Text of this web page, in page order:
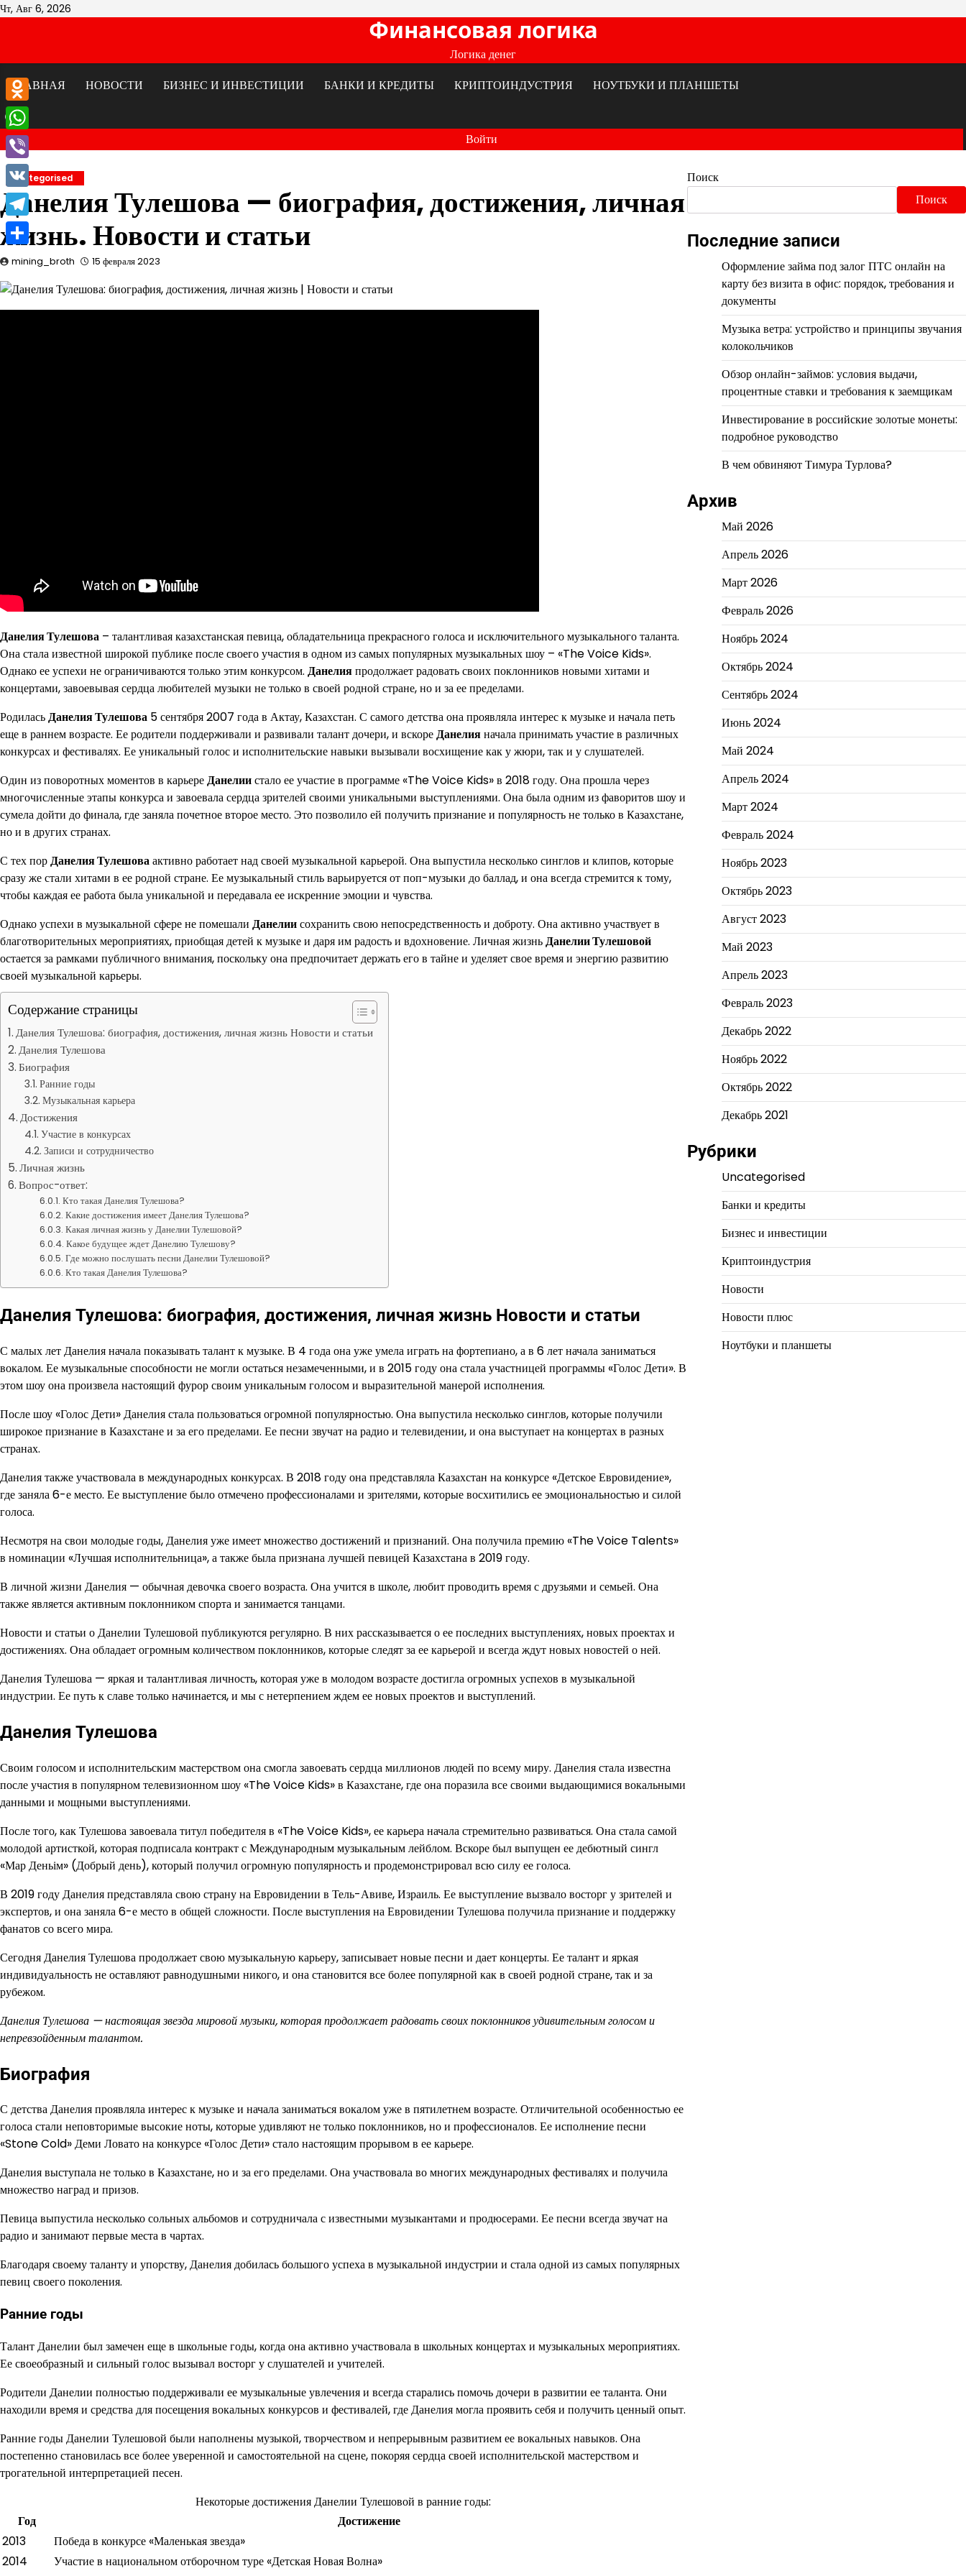
Перейти
Чт, Авг 6, 2026
Финансовая логика
Логика денег
ГЛАВНАЯ
НОВОСТИ БИЗНЕС И ИНВЕСТИЦИИ БАНКИ И КРЕДИТЫ КРИПТОИНДУСТРИЯ НОУТБУКИ И ПЛАНШЕТЫ
Войти
Uncategorised
Данелия Тулешова — биография, достижения, личная
жизнь. Новости и статьи
mining_broth 15 февраля 2023
Данелия Тулешова – талантливая казахстанская певица, обладательница прекрасного голоса и исключительного музыкального таланта.
Она стала известной широкой публике после своего участия в одном из самых популярных музыкальных шоу – «The Voice Kids».
Однако ее успехи не ограничиваются только этим конкурсом. Данелияпродолжает радовать своих поклонников новыми хитами и
концертами, завоевывая сердца любителей музыки не только в своей родной стране, но и за ее пределами.
РодиласьДанелия Тулешова 5 сентября 2007 года в Актау, Казахстан. С самого детства она проявляла интерес к музыке и начала петь
еще в раннем возрасте. Ее родители поддерживали и развивали талант дочери, и вскореДанелияначала принимать участие в различных
конкурсах и фестивалях. Ее уникальный голос и исполнительские навыки вызывали восхищение как у жюри, так и у слушателей.
Один из поворотных моментов в карьереДанелиистало ее участие в программе «The Voice Kids» в 2018 году. Она прошла через
многочисленные этапы конкурса и завоевала сердца зрителей своими уникальными выступлениями. Она была одним из фаворитов шоу и
сумела дойти до финала, где заняла почетное второе место. Это позволило ей получить признание и популярность не только в Казахстане,
но и в других странах.
С тех порДанелия Тулешоваактивно работает над своей музыкальной карьерой. Она выпустила несколько синглов и клипов, которые
сразу же стали хитами в ее родной стране. Ее музыкальный стиль варьируется от поп-музыки до баллад, и она всегда стремится к тому,
чтобы каждая ее работа была уникальной и передавала ее искренние эмоции и чувства.
Однако успехи в музыкальной сфере не помешали Данелиисохранить свою непосредственность и доброту. Она активно участвует в
благотворительных мероприятиях, приобщая детей к музыке и даря им радость и вдохновение. Личная жизньДанелии Тулешовой
остается за рамками публичного внимания, поскольку она предпочитает держать его в тайне и уделяет свое время и энергию развитию
своей музыкальной карьеры.
Содержание страницы
Данелия Тулешова: биография, достижения, личная жизнь Новости и статьи
Данелия Тулешова
Биография
Ранние годы
Музыкальная карьера
Достижения
Участие в конкурсах
Записи и сотрудничество
Личная жизнь
Вопрос-ответ:
Кто такая Данелия Тулешова?
Какие достижения имеет Данелия Тулешова?
Какая личная жизнь у Данелии Тулешовой?
Какое будущее ждет Данелию Тулешову?
Где можно послушать песни Данелии Тулешовой?
Кто такая Данелия Тулешова?
Данелия Тулешова: биография, достижения, личная жизнь Новости и статьи
С малых лет Данелия начала показывать талант к музыке. В 4 года она уже умела играть на фортепиано, а в 6 лет начала заниматься
вокалом. Ее музыкальные способности не могли остаться незамеченными, и в 2015 году она стала участницей программы «Голос Дети». В
этом шоу она произвела настоящий фурор своим уникальным голосом и выразительной манерой исполнения.
После шоу «Голос Дети» Данелия стала пользоваться огромной популярностью. Она выпустила несколько синглов, которые получили
широкое признание в Казахстане и за его пределами. Ее песни звучат на радио и телевидении, и она выступает на концертах в разных
странах.
Данелия также участвовала в международных конкурсах. В 2018 году она представляла Казахстан на конкурсе «Детское Евровидение»,
где заняла 6-е место. Ее выступление было отмечено профессионалами и зрителями, которые восхитились ее эмоциональностью и силой
голоса.
Несмотря на свои молодые годы, Данелия уже имеет множество достижений и признаний. Она получила премию «The Voice Talents»
в номинации «Лучшая исполнительница», а также была признана лучшей певицей Казахстана в 2019 году.
В личной жизни Данелия — обычная девочка своего возраста. Она учится в школе, любит проводить время с друзьями и семьей. Она
также является активным поклонником спорта и занимается танцами.
Новости и статьи о Данелии Тулешовой публикуются регулярно. В них рассказывается о ее последних выступлениях, новых проектах и
достижениях. Она обладает огромным количеством поклонников, которые следят за ее карьерой и всегда ждут новых новостей о ней.
Данелия Тулешова — яркая и талантливая личность, которая уже в молодом возрасте достигла огромных успехов в музыкальной
индустрии. Ее путь к славе только начинается, и мы с нетерпением ждем ее новых проектов и выступлений.
Данелия Тулешова
Своим голосом и исполнительским мастерством она смогла завоевать сердца миллионов людей по всему миру. Данелия стала известна
после участия в популярном телевизионном шоу «The Voice Kids» в Казахстане, где она поразила все своими выдающимися вокальными
данными и мощными выступлениями.
После того, как Тулешова завоевала титул победителя в «The Voice Kids», ее карьера начала стремительно развиваться. Она стала самой
молодой артисткой, которая подписала контракт с Международным музыкальным лейблом. Вскоре был выпущен ее дебютный сингл
«Мар Деньім» (Добрый день), который получил огромную популярность и продемонстрировал всю силу ее голоса.
В 2019 году Данелия представляла свою страну на Евровидении в Тель-Авиве, Израиль. Ее выступление вызвало восторг у зрителей и
экспертов, и она заняла 6-е место в общей сложности. После выступления на Евровидении Тулешова получила признание и поддержку
фанатов со всего мира.
Сегодня Данелия Тулешова продолжает свою музыкальную карьеру, записывает новые песни и дает концерты. Ее талант и яркая
индивидуальность не оставляют равнодушными никого, и она становится все более популярной как в своей родной стране, так и за
рубежом.
Данелия Тулешова — настоящая звезда мировой музыки, которая продолжает радовать своих поклонников удивительным голосом и
непревзойденным талантом.
Биография
С детства Данелия проявляла интерес к музыке и начала заниматься вокалом уже в пятилетнем возрасте. Отличительной особенностью ее
голоса стали неповторимые высокие ноты, которые удивляют не только поклонников, но и профессионалов. Ее исполнение песни
«Stone Cold» Деми Ловато на конкурсе «Голос Дети» стало настоящим прорывом в ее карьере.
Данелия выступала не только в Казахстане, но и за его пределами. Она участвовала во многих международных фестивалях и получила
множество наград и призов.
Певица выпустила несколько сольных альбомов и сотрудничала с известными музыкантами и продюсерами. Ее песни всегда звучат на
радио и занимают первые места в чартах.
Благодаря своему таланту и упорству, Данелия добилась большого успеха в музыкальной индустрии и стала одной из самых популярных
певиц своего поколения.
Ранние годы
Талант Данелии был замечен еще в школьные годы, когда она активно участвовала в школьных концертах и музыкальных мероприятиях.
Ее своеобразный и сильный голос вызывал восторг у слушателей и учителей.
Родители Данелии полностью поддерживали ее музыкальные увлечения и всегда старались помочь дочери в развитии ее таланта. Они
находили время и средства для посещения вокальных конкурсов и фестивалей, где Данелия могла проявить себя и получить ценный опыт.
Ранние годы Данелии Тулешовой были наполнены музыкой, творчеством и непрерывным развитием ее вокальных навыков. Она
постепенно становилась все более уверенной и самостоятельной на сцене, покоряя сердца своей исполнительской мастерством и
трогательной интерпретацией песен.
Некоторые достижения Данелии Тулешовой в ранние годы:
Год
Достижение
2013
Победа в конкурсе «Маленькая звезда»
2014
Участие в национальном отборочном туре «Детская Новая Волна»
Поиск
Поиск
Последние записи
Оформление займа под залог ПТС онлайн на
карту без визита в офис: порядок, требования и
документы
Музыка ветра: устройство и принципы звучания
колокольчиков
Обзор онлайн-займов: условия выдачи,
процентные ставки и требования к заемщикам
Инвестирование в российские золотые монеты:
подробное руководство
В чем обвиняют Тимура Турлова?
Архив
Май 2026
Апрель 2026
Март 2026
Февраль 2026
Ноябрь 2024
Октябрь 2024
Сентябрь 2024
Июнь 2024
Май 2024
Апрель 2024
Март 2024
Февраль 2024
Ноябрь 2023
Октябрь 2023
Август 2023
Май 2023
Апрель 2023
Февраль 2023
Декабрь 2022
Ноябрь 2022
Октябрь 2022
Декабрь 2021
Рубрики
Uncategorised
Банки и кредиты
Бизнес и инвестиции
Криптоиндустрия
Новости
Новости плюс
Ноутбуки и планшеты
Odnoklassniki
WhatsApp
Viber
VK
Telegram
Отправить